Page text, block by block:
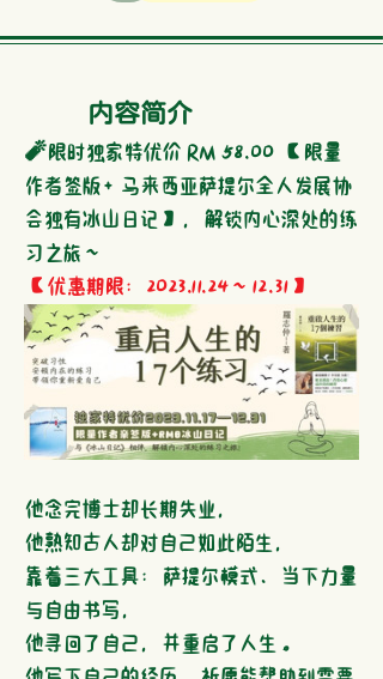
内容简介
🧨限时独家特优价 RM 58.00 【限量
作者签版+ 马来西亚萨提尔全人发展协
会独有冰山日记】，解锁内心深处的练
习之旅~
【优惠期限：2023.11.24~12.31】
他念完博士却长期失业，
他熟知古人却对自己如此陌生，
靠着三大工具：萨提尔模式、当下力量
与自由书写，
他寻回了自己，并重启了人生。